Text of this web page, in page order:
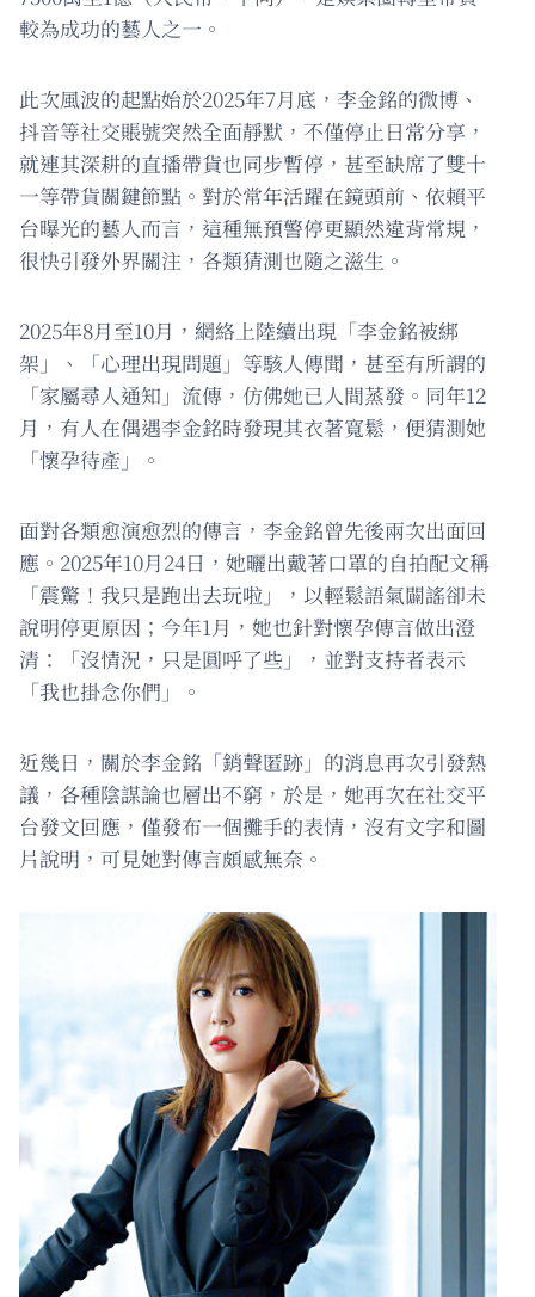
較為成功的藝人之一。
此次風波的起點始於2025年7月底，李金銘的微博、
抖音等社交賬號突然全面靜默，不僅停止日常分享，
就連其深耕的直播帶貨也同步暫停，甚至缺席了雙十
一等帶貨關鍵節點。對於常年活躍在鏡頭前、依賴平
台曝光的藝人而言，這種無預警停更顯然違背常規，
很快引發外界關注，各類猜測也隨之滋生。
2025年8月至10月，網絡上陸續出現「李金銘被綁
架」、「心理出現問題」等駭人傳聞，甚至有所謂的
「家屬尋人通知」流傳，仿佛她已人間蒸發。同年12
月，有人在偶遇李金銘時發現其衣著寬鬆，便猜測她
「懷孕待產」。
面對各類愈演愈烈的傳言，李金銘曾先後兩次出面回
應。2025年10月24日，她曬出戴著口罩的自拍配文稱
「震驚！我只是跑出去玩啦」，以輕鬆語氣闢謠卻未
說明停更原因；今年1月，她也針對懷孕傳言做出澄
清：「沒情況，只是圓呼了些」，並對支持者表示
「我也掛念你們」。
近幾日，關於李金銘「銷聲匿跡」的消息再次引發熱
議，各種陰謀論也層出不窮，於是，她再次在社交平
台發文回應，僅發布一個攤手的表情，沒有文字和圖
片說明，可見她對傳言頗感無奈。